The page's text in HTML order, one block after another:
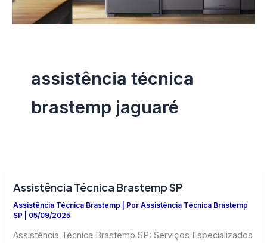
assistência técnica
brastemp jaguaré
Assistência Técnica Brastemp SP
Assistência Técnica Brastemp | PorAssistência Técnica Brastemp
SP
05/09/2025
Assistência Técnica Brastemp SP: Serviços Especializados